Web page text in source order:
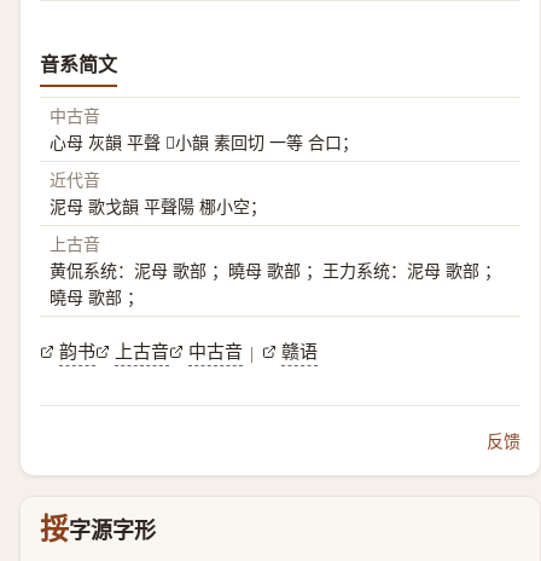
音系简文
中古音
心母 灰韻 平聲 𤗯小韻 素回切 一等 合口；
近代音
泥母 歌戈韻 平聲陽 梛小空；
上古音
黄侃系统：泥母 歌部 ；曉母 歌部 ；王力系统：泥母 歌部 ；
曉母 歌部 ；
韵书 上古音 中古音 | 赣语
反馈
挼字源字形